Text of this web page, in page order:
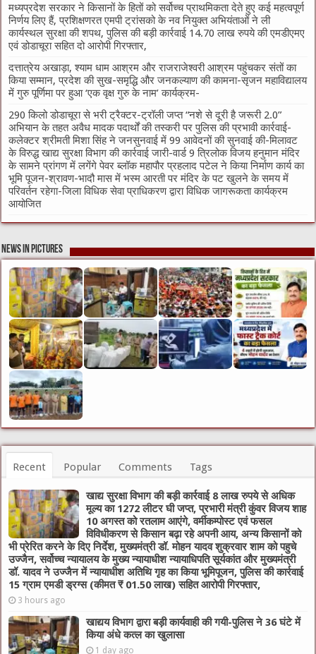
मध्यप्रदेश सरकार ने किसानों के हितों को सर्वोच्च प्राथमिकता देते हुए कई महत्वपूर्ण
निर्णय लिए हैं, प्रशिक्षणरत एमपी ट्रांसको के नव नियुक्त अभियंताओं ने ली
कार्यस्थल सुरक्षा की शपथ, पुलिस की बड़ी कार्रवाई 14.70 लाख रुपये की एमडीएमए
एवं डोडाचूरा सहित दो आरोपी गिरफ्तार,
दत्तात्रेय अखाड़ा, श्याम धाम आश्रम और राजराजेश्वरी आश्रम पहुंचकर संतों का
किया सम्मान, प्रदेश की सुख-समृद्धि और जनकल्याण की कामना-सृजन महाविद्यालय
में गुरु पूर्णिमा पर हुआ ‘एक वृक्ष गुरु के नाम’ कार्यक्रम-
290 किलो डोडाचूरा से भरी ट्रैक्टर-ट्रॉली जप्त “नशे से दूरी है जरूरी 2.0”
अभियान के तहत अवैध मादक पदार्थों की तस्करी पर पुलिस की प्रभावी कार्रवाई-
कलेक्टर श्रीमती मिशा सिंह ने जनसुनवाई में 99 आवेदनों की सुनवाई की-मिलावट
के विरुद्ध खाद्य सुरक्षा विभाग की कार्रवाई जारी-वार्ड 9 त्रिलोक विजय हनुमान मंदिर
के सामने प्रांगण में लगेंगे पेवर ब्लॉक महापौर प्रहलाद पटेल ने किया निर्माण कार्य का
भूमि पूजन-श्रावण-भादौ मास में भस्म आरती पर मंदिर के पट खुलने के समय में
परिवर्तन रहेगा-जिला विधिक सेवा प्राधिकरण द्वारा विधिक जागरूकता कार्यक्रम
आयोजित
News in Pictures
Recent Popular Comments Tags
खाद्य सुरक्षा विभाग की बड़ी कार्रवाई 8 लाख रुपये से अधिक
मूल्य का 1272 लीटर घी जप्त, प्रभारी मंत्री कुंवर विजय शाह
10 अगस्त को रतलाम आएंगे, वर्मीकम्पोस्ट एवं फसल
विविधीकरण से किसान बढ़ा रहे अपनी आय, अन्य किसानों को
भी प्रेरित करने के दिए निर्देश, मुख्यमंत्री डॉ. मोहन यादव शुक्रवार शाम को पहुचे
उज्जैन, सर्वोच्च न्यायालय के मुख्‍य न्‍यायाधीश न्यायाधिपति सूर्यकांत और मुख्यमंत्री
डॉ. यादव ने उज्जैन में न्यायाधीश अतिथि गृह का किया भूमिपूजन, पुलिस की कार्रवाई
15 ग्राम एमडी ड्रग्स (कीमत ₹ 01.50 लाख) सहित आरोपी गिरफ्तार,
3 hours ago
खाद्यय विभाग द्वारा बड़ी कार्यवाही की गयी-पुलिस ने 36 घंटे में
किया अंधे कत्ल का खुलासा
1 day ago